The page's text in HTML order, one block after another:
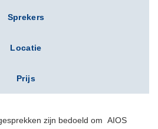
Sprekers
Locatie
Prijs
zijn bedoeld om AIOS